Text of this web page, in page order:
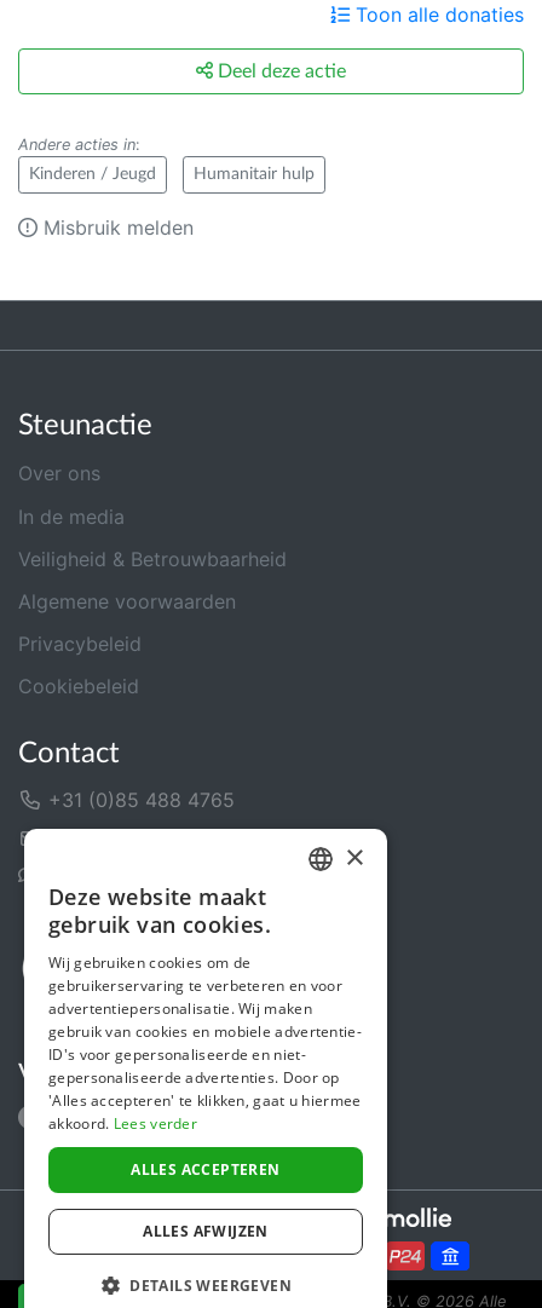
Toon alle donaties
Deel deze actie
Andere acties in:
Kinderen / Jeugd Humanitair hulp
Misbruik melden
Steunactie
Over ons
In de media
Veiligheid & Betrouwbaarheid
Algemene voorwaarden
Privacybeleid
Cookiebeleid
Contact
+31 (0)85 488 4765
Volg ons
Secure payments powered by
Steunactie is een initiatief van Sponsor Europe B.V. © 2026 Alle
ENGLISH
×
Deze website maakt
gebruik van cookies.
Wij gebruiken cookies om de
gebruikerservaring te verbeteren en voor
advertentiepersonalisatie. Wij maken
gebruik van cookies en mobiele advertentie-
ID's voor gepersonaliseerde en niet-
gepersonaliseerde advertenties. Door op
'Alles accepteren' te klikken, gaat u hiermee
akkoord. Lees verder
ALLES ACCEPTEREN
ALLES AFWIJZEN
DETAILS WEERGEVEN